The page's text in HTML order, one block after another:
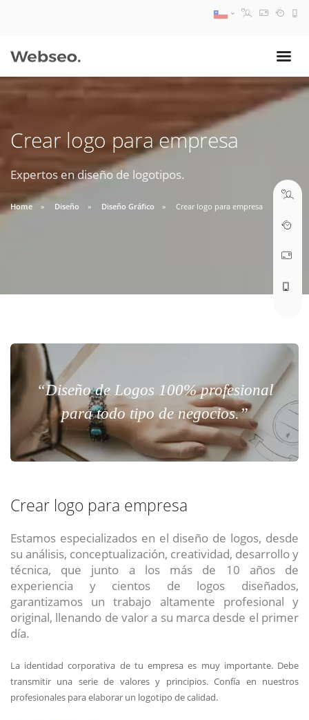
Crear logo para empresa
Expertos en diseño de logotipos.
Home Diseño Diseño Gráfico Crear logo para empresa
“Diseño de Logos 100% profesional
para todo tipo de negocios.”
Crear logo para empresa
Estamos especializados en el diseño de logos, desde
su análisis, conceptualización, creatividad, desarrollo y
técnica, que junto a los más de 10 años de
experiencia y cientos de logos diseñados,
garantizamos un trabajo altamente profesional y
original, llenando de valor a su marca desde el primer
día.
La identidad corporativa de tu empresa es muy importante. Debe
transmitir una serie de valores y principios. Confía en nuestros
profesionales para elaborar un logotipo de calidad.
09:30 AM A 18:30 PM
soporte@webseo.cl